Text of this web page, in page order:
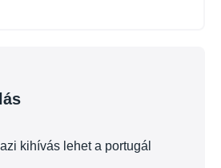
kihívás lehet a portugál